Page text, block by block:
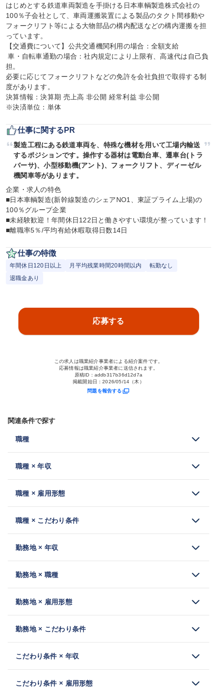
はじめとする鉄道車両製造を手掛ける日本車輌製造株式会社の
100％子会社として、車両運搬装置による製品のタクト間移動や
フォークリフト等による大物部品の構内配送などの構内運搬を担
っています。
【交通費について】公共交通機関利用の場合：全額支給
車・自転車通勤の場合：社内規定により上限有、高速代は自己負
担。
必要に応じてフォークリフトなどの免許を会社負担で取得する制
度があります。
決算情報：決算期 売上高 非公開 経常利益 非公開
※決済単位：単体
仕事に関するPR
製造工程にある鉄道車両を、特殊な機材を用いて工場内輸送
するポジションです。操作する器材は電動台車、遷車台(トラ
バーサ)、小型移動機(アント)、フォークリフト、ディーゼル
機関車等があります。
企業・求人の特色
■日本車輌製造(新幹線製造のシェアNO1、東証プライム上場)の
100％グループ企業
■未経験歓迎！年間休日122日と働きやすい環境が整っています！
■離職率5％/平均有給休暇取得日数14日
仕事の特徴
年間休日120日以上 月平均残業時間20時間以内
転勤なし
退職金あり
応募する
この求人は職業紹介事業者による紹介案件です。
応募情報は職業紹介事業者に送信されます。
原稿ID： addb317b36d12d7a
掲載開始日：2026/05/14（木）
問題を報告する
関連条件で探す
職種
職種 × 年収
職種 × 雇用形態
職種 × こだわり条件
勤務地 × 年収
勤務地 × 職種
勤務地 × 雇用形態
勤務地 × こだわり条件
こだわり条件 × 年収
こだわり条件 × 雇用形態